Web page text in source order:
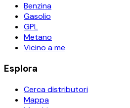
Benzina
Gasolio
GPL
Metano
Vicino a me
Esplora
Cerca distributori
Mappa